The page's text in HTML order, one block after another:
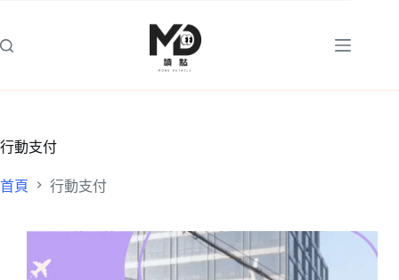
主
行動支付
首頁 行動支付